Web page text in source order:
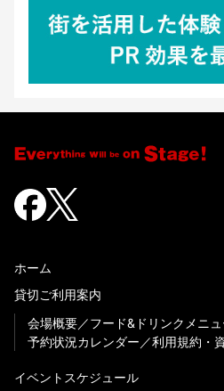
ホーム
貸切ご利用案内
会場概要
フード&ドリンクメニュ
予約状況カレンダー
利用規約・
イベントスケジュール